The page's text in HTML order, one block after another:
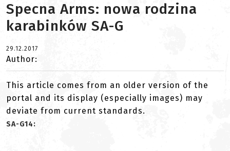
Specna Arms: nowa rodzina
karabinków SA-G
29.12.2017
Author:
This article comes from an older version of the
portal and its display (especially images) may
deviate from current standards.
SA-G14: